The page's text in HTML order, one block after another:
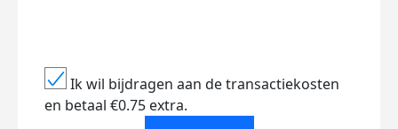
Ik wil bijdragen aan de transactiekosten
en betaal €0.75 extra.